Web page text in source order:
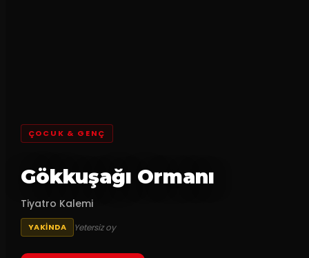
ÇOCUK & GENÇ
Gökkuşağı Ormanı
Tiyatro Kalemi
YAKINDA Yetersiz oy